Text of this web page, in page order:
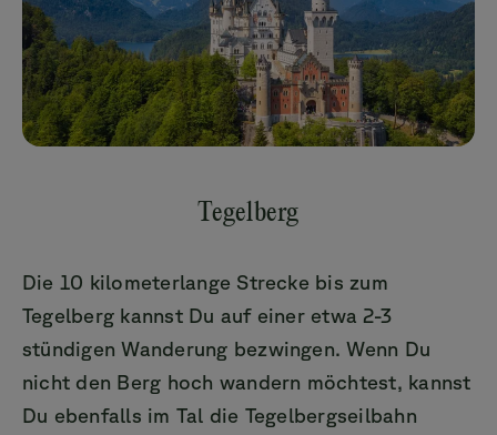
Tegelberg
Die 10 kilometerlange Strecke bis zum
Tegelberg kannst Du auf einer etwa 2-3
stündigen Wanderung bezwingen. Wenn Du
nicht den Berg hoch wandern möchtest, kannst
Du ebenfalls im Tal die Tegelbergseilbahn